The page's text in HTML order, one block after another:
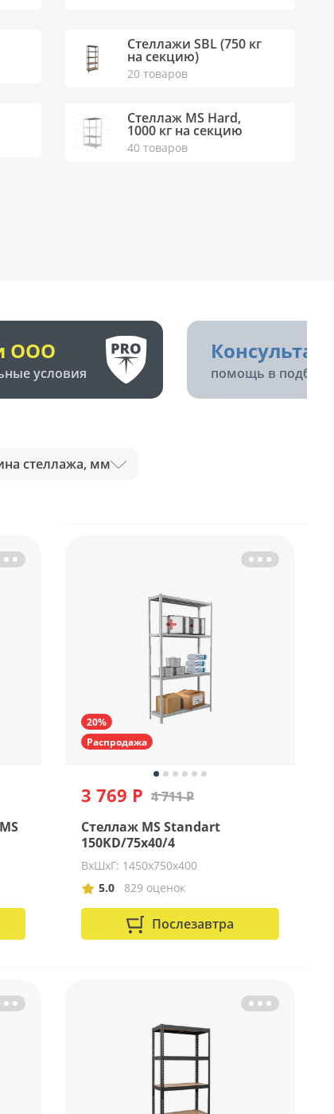
Стеллажи SBL (750 кг
на секцию)
20 товаров
Стеллаж MS Hard,
1000 кг на секцию
40 товаров
ООО
условия помощь в подборе
стеллажа, мм
20%
Распродажа
3 769 Р 4 711 Р
Стеллаж MS Standart
150KD/75x40/4
ВхШхГ: 1450х750х400
5.0
829 оценок
Послезавтра